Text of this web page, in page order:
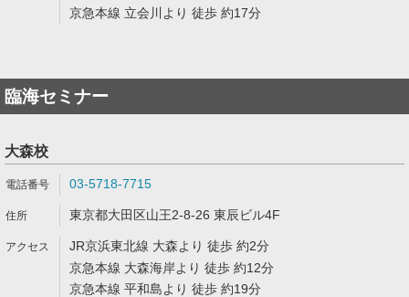
京急本線 立会川より 徒歩 約17分
臨海セミナー
大森校
03-5718-7715
東京都大田区山王2-8-26 東辰ビル4F
JR京浜東北線 大森より 徒歩 約2分
京急本線 大森海岸より 徒歩 約12分
京急本線 平和島より 徒歩 約19分